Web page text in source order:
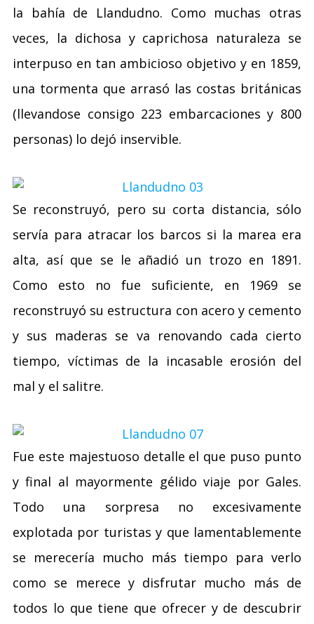
la bahía de Llandudno. Como muchas otras
veces, la dichosa y caprichosa naturaleza se
interpuso en tan ambicioso objetivo y en 1859,
una tormenta que arrasó las costas británicas
(llevandose consigo 223 embarcaciones y 800
personas) lo dejó inservible.
Se reconstruyó, pero su corta distancia, sólo
servía para atracar los barcos si la marea era
alta, así que se le añadió un trozo en 1891.
Como esto no fue suficiente, en 1969 se
reconstruyó su estructura con acero y cemento
y sus maderas se va renovando cada cierto
tiempo, víctimas de la incasable erosión del
mal y el salitre.
Fue este majestuoso detalle el que puso punto
y final al mayormente gélido viaje por Gales.
Todo una sorpresa no excesivamente
explotada por turistas y que lamentablemente
se merecería mucho más tiempo para verlo
como se merece y disfrutar mucho más de
todos lo que tiene que ofrecer y de descubrir